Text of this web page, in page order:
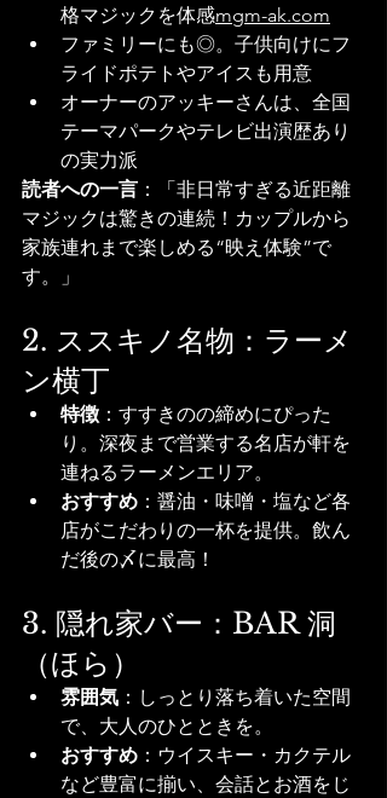
格マジックを体感mgm-ak.com
ファミリーにも◎。子供向けにフ
ライドポテトやアイスも用意
オーナーのアッキーさんは、全国
テーマパークやテレビ出演歴あり
の実力派
読者への一言 ：「非日常すぎる近距離
マジックは驚きの連続！カップルから
家族連れまで楽しめる“映え体験”で
す。」
2. ススキノ名物：ラーメ
ン横丁
特徴 ：すすきのの締めにぴった
り。深夜まで営業する名店が軒を
連ねるラーメンエリア。
おすすめ ：醤油・味噌・塩など各
店がこだわりの一杯を提供。飲ん
だ後の〆に最高！
3. 隠れ家バー：BAR 洞
（ほら）
雰囲気 ：しっとり落ち着いた空間
で、大人のひとときを。
おすすめ ：ウイスキー・カクテル
など豊富に揃い、会話とお酒をじ